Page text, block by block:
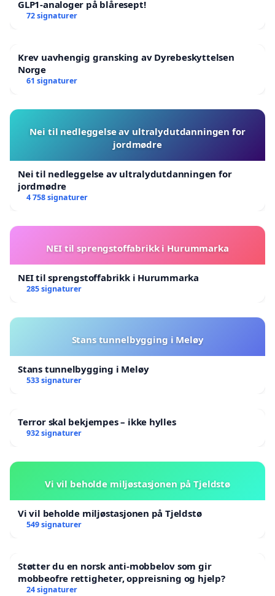
GLP1-analoger på blåresept!
72 signaturer
Krev uavhengig gransking av Dyrebeskyttelsen
Norge
61 signaturer
Nei til nedleggelse av ultralydutdanningen for
jordmødre
Nei til nedleggelse av ultralydutdanningen for
jordmødre
4 758 signaturer
NEI til sprengstoffabrikk i Hurummarka
NEI til sprengstoffabrikk i Hurummarka
285 signaturer
Stans tunnelbygging i Meløy
Stans tunnelbygging i Meløy
533 signaturer
Terror skal bekjempes – ikke hylles
932 signaturer
Vi vil beholde miljøstasjonen på Tjeldstø
Vi vil beholde miljøstasjonen på Tjeldstø
549 signaturer
Støtter du en norsk anti-mobbelov som gir
mobbeofre rettigheter, oppreisning og hjelp?
24 signaturer